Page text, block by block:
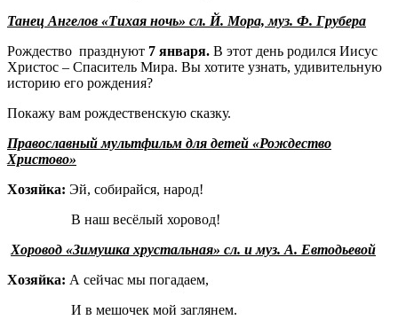
Танец Ангелов «Тихая ночь» сл. Й. Мора, муз. Ф. Грубера
Рождество празднуют 7 января. В этот день родился Иисус
Христос – Спаситель Мира. Вы хотите узнать, удивительную
историю его рождения?
Покажу вам рождественскую сказку.
Православный мультфильм для детей «Рождество
Христово»
Хозяйка: Эй, собирайся, народ!
В наш весёлый хоровод!
Хоровод «Зимушка хрустальная» сл. и муз. А. Евтодьевой
Хозяйка: А сейчас мы погадаем,
И в мешочек мой заглянем.